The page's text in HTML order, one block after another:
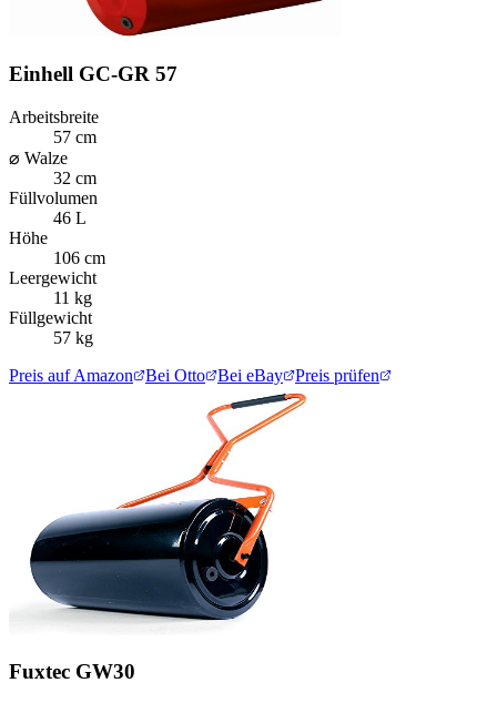
Einhell GC-GR 57
Arbeitsbreite
57 cm
⌀ Walze
32 cm
Füllvolumen
46 L
Höhe
106 cm
Leergewicht
11 kg
Füllgewicht
57 kg
Preis auf Amazon
Bei Otto Bei eBay Preis prüfen
Fuxtec GW30